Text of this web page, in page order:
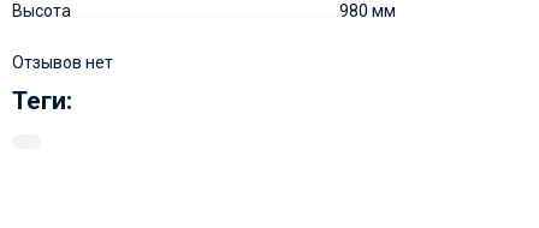
Высота
980 мм
Отзывов нет
Теги: